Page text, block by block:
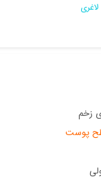
زخم
پوست